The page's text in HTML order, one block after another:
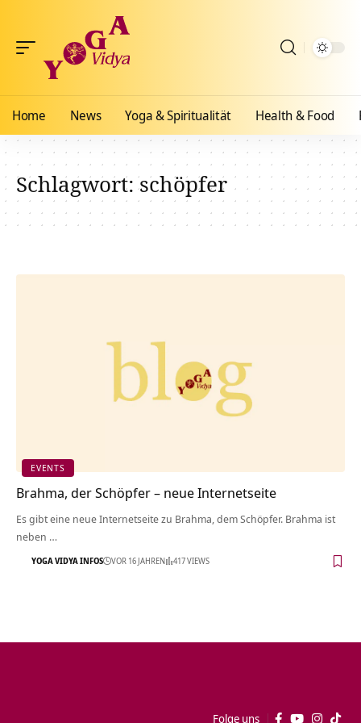
Home News Yoga & Spiritualität Health & Food
Schlagwort:schöpfer
EVENTS
Brahma, der Schöpfer – neue Internetseite
Es gibt eine neue Internetseite zu Brahma, dem Schöpfer. Brahma ist
neben …
YOGA VIDYA INFOS VOR 16 JAHREN 417 VIEWS
Folge uns